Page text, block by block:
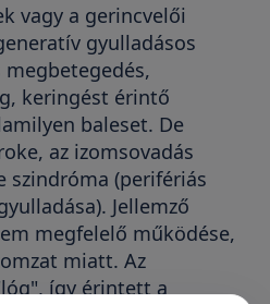
vagy a gerincvelői
gyulladásos
keringést érintő
baleset. De
az izomsovadás
szindróma (perifériás
Jellemző
megfelelő működése,
miatt. Az
így érintett a